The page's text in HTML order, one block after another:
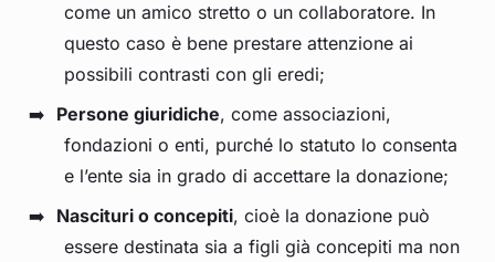
come un amico stretto o un collaboratore. In
questo caso è bene prestare attenzione ai
possibili contrasti con gli eredi;
Persone giuridiche, come associazioni,
fondazioni o enti, purché lo statuto lo consenta
e l’ente sia in grado di accettare la donazione;
Nascituri o concepiti, cioè la donazione può
essere destinata sia a figli già concepiti ma non